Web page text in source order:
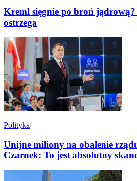
Kreml sięgnie po broń
ostrzega
Polityka
Unijne miliony na obalenie
Czarnek: To jest absolutny